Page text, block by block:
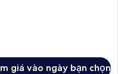
giá vào ngày bạn chọn